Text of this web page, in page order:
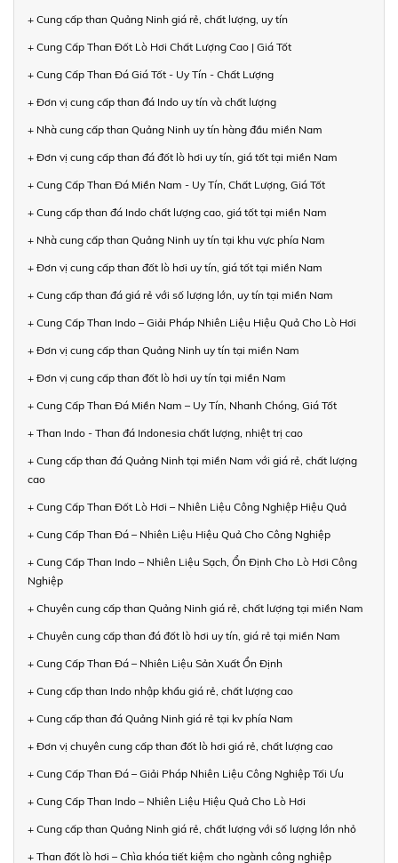
+ Cung cấp than Quảng Ninh giá rẻ, chất lượng, uy tín
+ Cung Cấp Than Đốt Lò Hơi Chất Lượng Cao | Giá Tốt
+ Cung Cấp Than Đá Giá Tốt - Uy Tín - Chất Lượng
+ Đơn vị cung cấp than đá Indo uy tín và chất lượng
+ Nhà cung cấp than Quảng Ninh uy tín hàng đầu miền Nam
+ Đơn vị cung cấp than đá đốt lò hơi uy tín, giá tốt tại miền Nam
+ Cung Cấp Than Đá Miền Nam - Uy Tín, Chất Lượng, Giá Tốt
+ Cung cấp than đá Indo chất lượng cao, giá tốt tại miền Nam
+ Nhà cung cấp than Quảng Ninh uy tín tại khu vực phía Nam
+ Đơn vị cung cấp than đốt lò hơi uy tín, giá tốt tại miền Nam
+ Cung cấp than đá giá rẻ với số lượng lớn, uy tín tại miền Nam
+ Cung Cấp Than Indo – Giải Pháp Nhiên Liệu Hiệu Quả Cho Lò Hơi
+ Đơn vị cung cấp than Quảng Ninh uy tín tại miền Nam
+ Đơn vị cung cấp than đốt lò hơi uy tín tại miền Nam
+ Cung Cấp Than Đá Miền Nam – Uy Tín, Nhanh Chóng, Giá Tốt
+ Than Indo - Than đá Indonesia chất lượng, nhiệt trị cao
+ Cung cấp than đá Quảng Ninh tại miền Nam với giá rẻ, chất lượng
cao
+ Cung Cấp Than Đốt Lò Hơi – Nhiên Liệu Công Nghiệp Hiệu Quả
+ Cung Cấp Than Đá – Nhiên Liệu Hiệu Quả Cho Công Nghiệp
+ Cung Cấp Than Indo – Nhiên Liệu Sạch, Ổn Định Cho Lò Hơi Công
Nghiệp
+ Chuyên cung cấp than Quảng Ninh giá rẻ, chất lượng tại miền Nam
+ Chuyên cung cấp than đá đốt lò hơi uy tín, giá rẻ tại miền Nam
+ Cung Cấp Than Đá – Nhiên Liệu Sản Xuất Ổn Định
+ Cung cấp than Indo nhập khẩu giá rẻ, chất lượng cao
+ Cung cấp than đá Quảng Ninh giá rẻ tại kv phía Nam
+ Đơn vị chuyên cung cấp than đốt lò hơi giá rẻ, chất lượng cao
+ Cung Cấp Than Đá – Giải Pháp Nhiên Liệu Công Nghiệp Tối Ưu
+ Cung Cấp Than Indo – Nhiên Liệu Hiệu Quả Cho Lò Hơi
+ Cung cấp than Quảng Ninh giá rẻ, chất lượng với số lượng lớn nhỏ
+ Than đốt lò hơi – Chìa khóa tiết kiệm cho ngành công nghiệp